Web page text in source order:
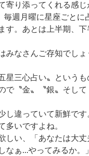
寄り添ってくれる感じ
週月曜に星座ごとに
す。あとは上半期、
みなさんご存知でし
星三心占い〟というも
で〝金〟〝銀〟そし
し違っていて新鮮です
多いですよね。
しい、「あなたは大
なぁ...やってみるか